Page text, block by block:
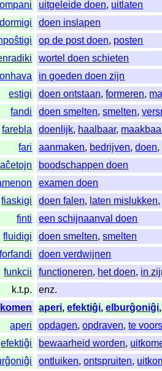
uitgeleide doen, uitlaten
doen inslapen
op de post doen, posten
wortel doen schieten
in goeden doen zijn
estigi
doen ontstaan,formeren,
fandi
doen smelten,smelten,
farebla
doenlijk, haalbaar,
fari
aanmaken, bedrijven,doen,
boodschappen doen
examen doen
fiaskigi
doen falen, laten mislukken
finti
een schijnaanval doen
fluidigi
doen smelten,smelten
forfandi
doen verdwijnen
funkcii
functioneren, het doen, in
k.t.p.
enz.
aperi,efektiĝi,elburĝoniĝi
aperi
opdagen,opdraven,te
efektiĝi
bewaarheid worden,
ontluiken,ontspruiten,